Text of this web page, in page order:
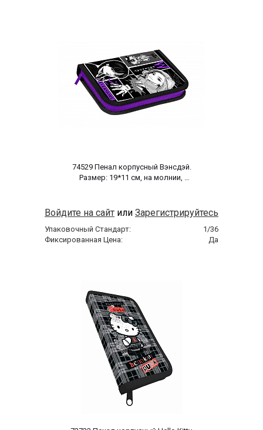
74529 Пенал корпусный Вэнсдэй.
Размер: 19*11 см, на молнии,
Войдите на сайт или Зарегистрируйтесь
Упаковочный Стандарт:
1/36
Фиксированная Цена:
Да